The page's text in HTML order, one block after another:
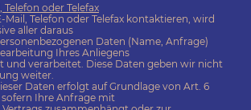
oder Telefax
Mail, Telefon oder Telefax kontaktieren, wird
aller daraus
Daten (Name, Anfrage)
Ihres Anliegens
und verarbeitet. Diese Daten geben wir nicht
weiter.
Daten erfolgt auf Grundlage von Art. 6
sofern Ihre Anfrage mit